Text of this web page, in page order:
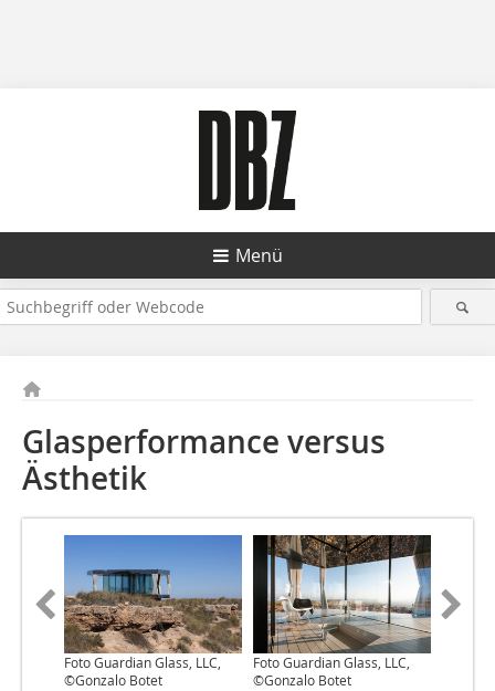
Menü
Glasperformance versus
Ästhetik
Foto Guardian Glass, LLC,
©Gonzalo Botet
Foto Guardian Glass, LLC,
©Gonzalo Botet